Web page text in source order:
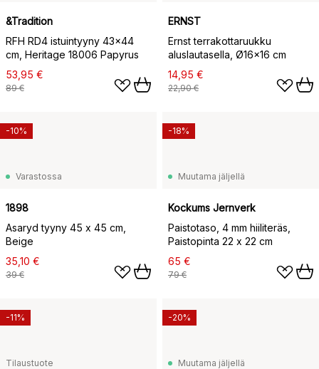
&Tradition
RFH RD4 istuintyyny 43x44
cm, Heritage 18006 Papyrus
53,95 €
89 €
ERNST
Ernst terrakottaruukku
aluslautasella, Ø16×16 cm
14,95 €
22,90 €
Varastossa
1898
Asaryd tyyny 45 x 45 cm,
Beige
35,10 €
39 €
-10%
Muutama jäljellä
Kockums Jernverk
Paistotaso, 4 mm hiiliteräs,
Paistopinta 22 x 22 cm
65 €
79 €
-18%
Tilaustuote
-11%
Muutama jäljellä
-20%